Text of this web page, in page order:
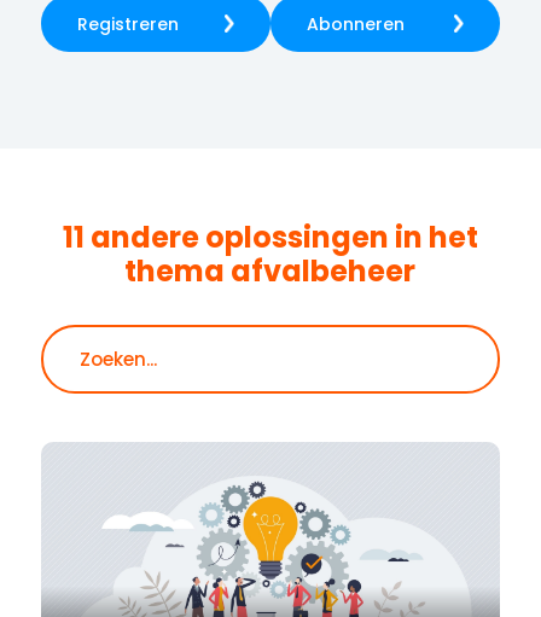
Registreren Abonneren
11 andere oplossingen in het
thema afvalbeheer